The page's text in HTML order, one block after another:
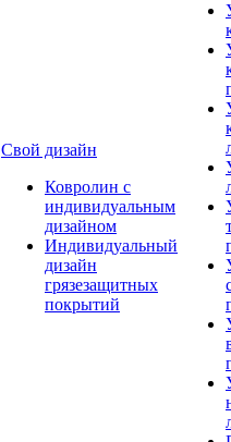
Свой дизайн
Ковролин с
индивидуальным
дизайном
Индивидуальный
дизайн
грязезащитных
покрытий